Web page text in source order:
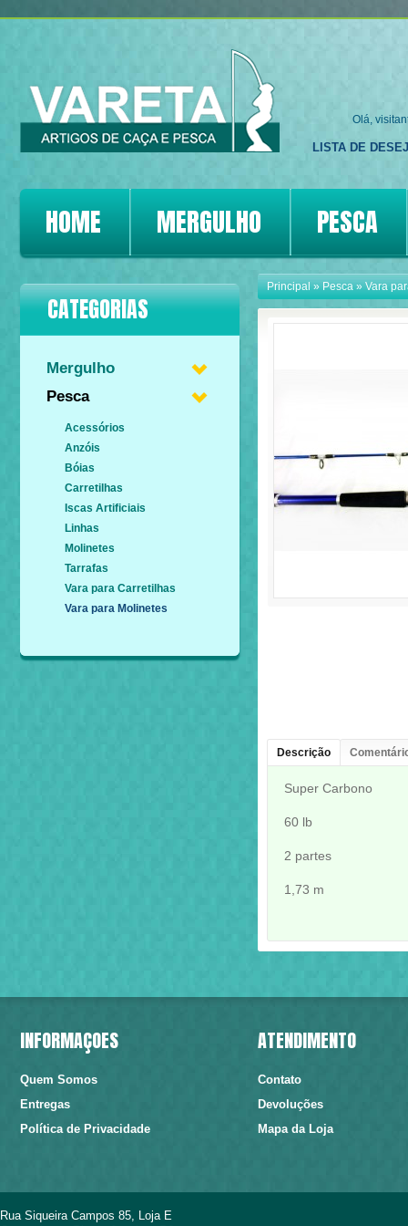
LISTA DE
Olá,
HOME MERGULHO PESCA
CATEGORIAS
Mergulho
Pesca
Acessórios
Anzóis
Bóias
Carretilhas
Iscas Artificiais
Linhas
Molinetes
Tarrafas
Vara para Carretilhas
Vara para Molinetes
Principal»Pesca»Vara
Descrição
Super Carbono
60 lb
2 partes
1,73 m
INFORMAÇÕES
Quem Somos
Entregas
Política de Privacidade
ATENDIMENTO
Contato
Devoluções
Mapa da Loja
Rua Siqueira Campos 85, Loja E